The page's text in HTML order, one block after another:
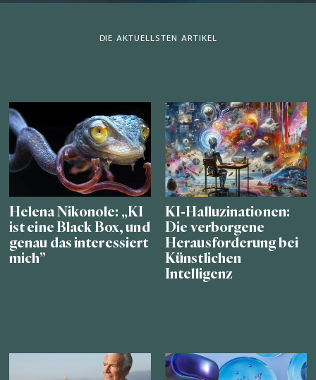
DIE AKTUELLSTEN ARTIKEL
Helena Nikonole: „KI
ist eine Black Box, und
genau das interessiert
mich”
KI-Halluzinationen:
Die verborgene
Herausforderung bei
Künstlichen
Intelligenz